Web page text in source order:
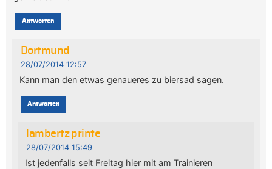
Antworten
Dortmund
28/07/2014 12:57
Kann man den etwas genaueres zu biersad sagen.
Antworten
lambertz printe
28/07/2014 15:49
Ist jedenfalls seit Freitag hier mit am Trainieren